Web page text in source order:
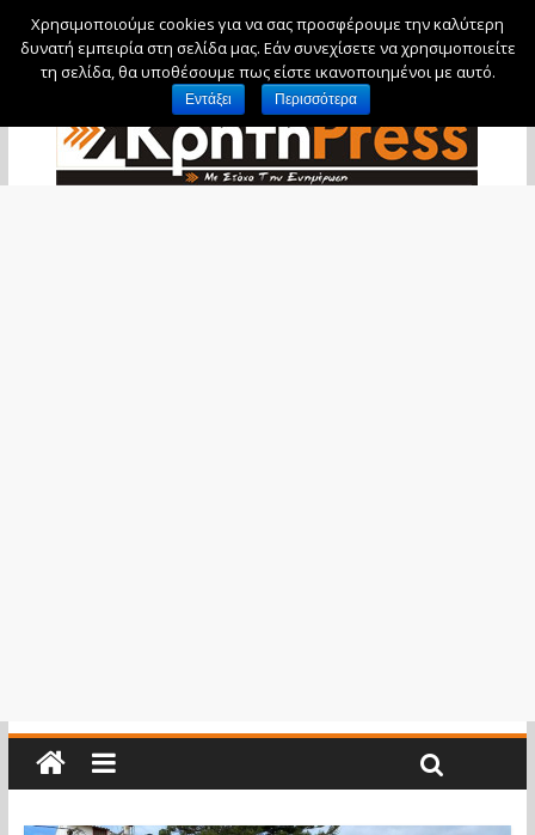
Παρασκευή, 7 Αυγούστου, 2026
Χρησιμοποιούμε cookies για να σας προσφέρουμε την καλύτερη
δυνατή εμπειρία στη σελίδα μας. Εάν συνεχίσετε να χρησιμοποιείτε
τη σελίδα, θα υποθέσουμε πως είστε ικανοποιημένοι με αυτό.
Εντάξει Περισσότερα